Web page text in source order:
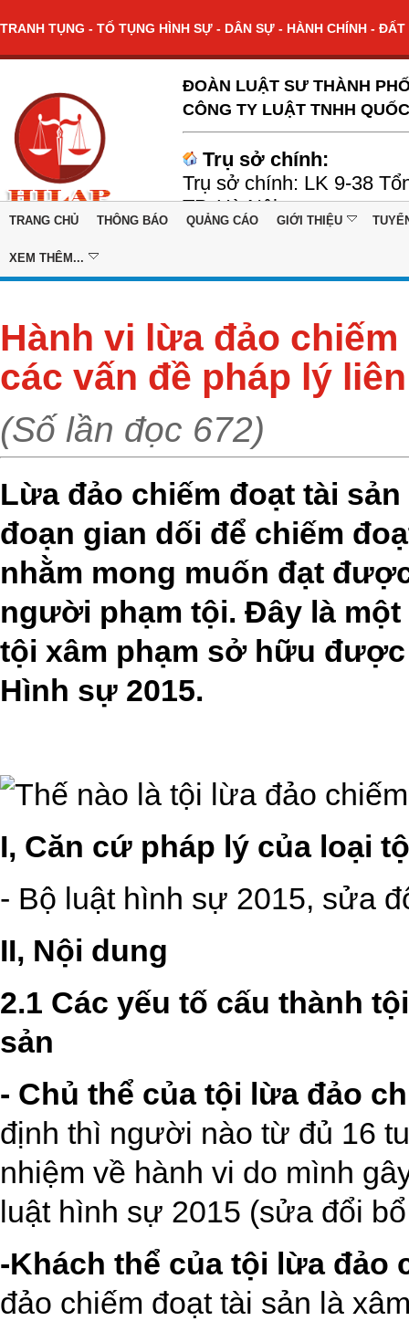
TRANH TỤNG - TỐ TỤNG HÌNH SỰ - DÂN SỰ - HÀNH CHÍNH -
ĐOÀN LUẬT SƯ THÀNH
CÔNG TY LUẬT TNHH
Trụ sở chính:
Trụ sở chính: LK 9-38
TP. Hà Nội
TRANG CHỦ THÔNG BÁO QUẢNG CÁO GIỚI THIỆU
XEM THÊM...
Hành vi lừa đảo
các vấn đề pháp lý
(Số lần đọc 672)
Lừa đảo chiếm đoạt tài
đoạn gian dối để chiếm
nhằm mong muốn đạt
người phạm tội. Đây là
tội xâm phạm sở hữu
Hình sự 2015.
I, Căn cứ pháp lý của loại
- Bộ luật hình sự 2015, sửa
II, Nội dung
2.1 Các yếu tố cấu thành
sản
- Chủ thể của tội lừa đảo
định thì người nào từ đủ 16
nhiệm về hành vi do mình
luật hình sự 2015 (sửa đổi
-Khách thể của tội lừa đảo
đảo chiếm đoạt tài sản là